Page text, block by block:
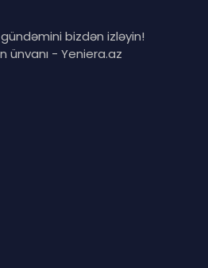
bizdən izləyin!
ünvanı - Yeniera.az